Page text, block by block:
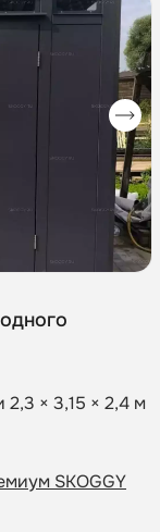
× 3,15 × 2,4 м
SKOGGY